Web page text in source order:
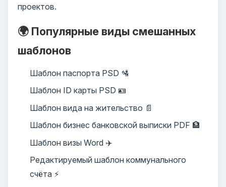
проектов.
🌍 Популярные виды смешанных
шаблонов
Шаблон паспорта PSD 🛂
Шаблон ID карты PSD 🪪
Шаблон вида на жительство 📄
Шаблон бизнес банковской выписки PDF 🏦
Шаблон визы Word ✈️
Редактируемый шаблон коммунального
счёта ⚡